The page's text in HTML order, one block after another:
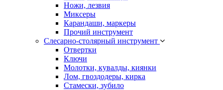
Ножи, лезвия
Миксеры
Карандаши, маркеры
Прочий инструмент
Слесарно-столярный инструмент
Отвертки
Ключи
Молотки, кувалды, киянки
Лом, гвоздодеры, кирка
Стамески, зубило